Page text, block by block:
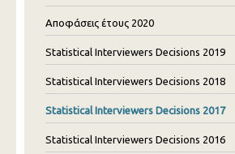
Αποφάσεις έτους 2020
Statistical Interviewers Decisions 2019
Statistical Interviewers Decisions 2018
Statistical Interviewers Decisions 2017
Statistical Interviewers Decisions 2016